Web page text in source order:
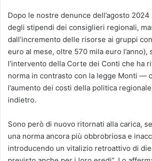
Dopo le nostre denunce dell’agosto 2024
degli stipendi dei consiglieri regionali,
dall’incremento delle risorse ai gruppi
euro al mese, oltre 570 mila euro l’anno),
l’intervento della Corte dei Conti che ha
norma in contrasto con la legge Monti —
l’aumento dei costi della politica
indietro.
Sono però di nuovo ritornati alla carica,
una norma ancora più obbrobriosa e
introducendo un vitalizio retroattivo di